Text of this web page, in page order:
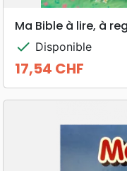
Ma Bible à lire, à
check Disponible
Prix
17,54 CHF